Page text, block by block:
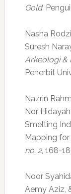
Gold.
Nasha
Suresh
Arkeologi &
Penerbit
Nazrin
Nor
Smelting
Mapping for
no. 2, 168-
Noor
Aemy Aziz,